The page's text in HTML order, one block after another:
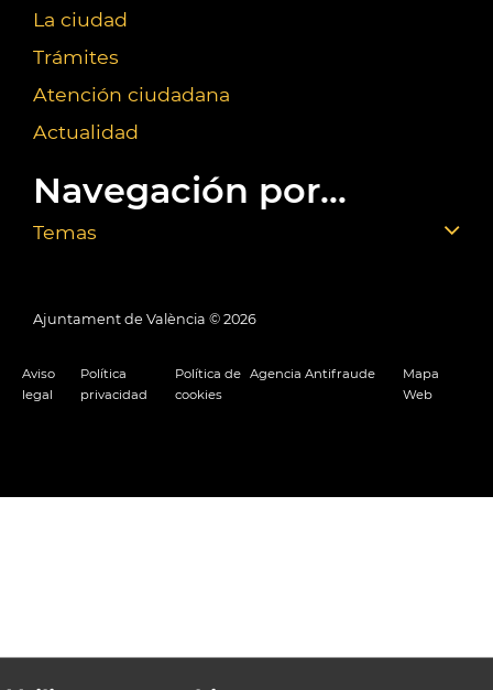
La ciudad
Trámites
Atención ciudadana
Actualidad
Navegación por...
Temas
Ajuntament de València © 2026
Aviso
legal
Política
privacidad
Política de
cookies
Agencia Antifraude
Mapa
Web